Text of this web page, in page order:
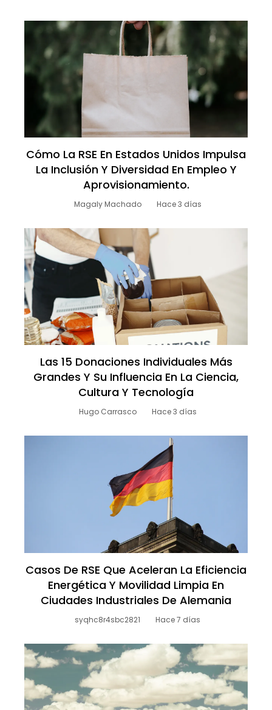
Cómo La RSE En Estados Unidos Impulsa
La Inclusión Y Diversidad En Empleo Y
Aprovisionamiento.
Magaly Machado Hace 3 días
Las 15 Donaciones Individuales Más
Grandes Y Su Influencia En La Ciencia,
Cultura Y Tecnología
Hugo Carrasco Hace 3 días
Casos De RSE Que Aceleran La Eficiencia
Energética Y Movilidad Limpia En
Ciudades Industriales De Alemania
syqhc8r4sbc2821 Hace 7 días